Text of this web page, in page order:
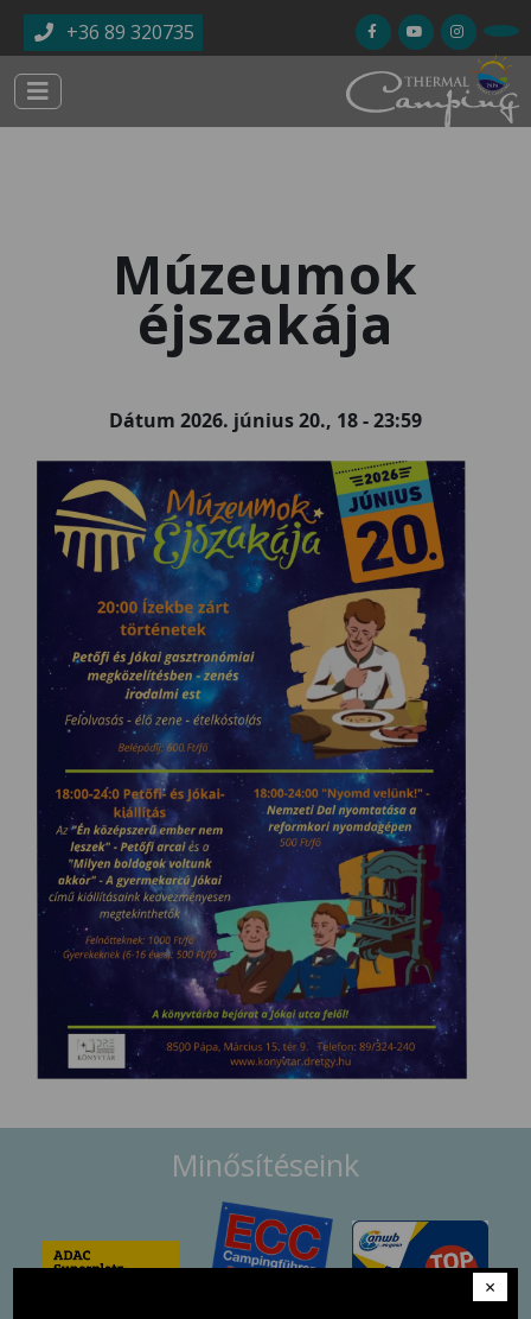
Ugrás a tartalomra
+36 89 320735
Múzeumok
éjszakája
Dátum 2026. június 20., 18-23:59
Kép
Minősítéseink
×